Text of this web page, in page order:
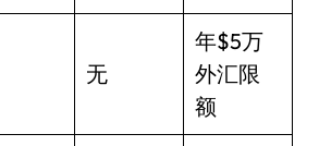
无
年$5万
外汇限
额